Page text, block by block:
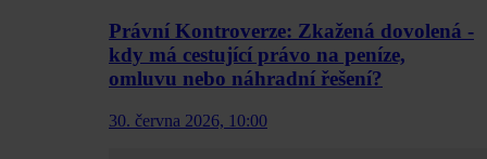
Právní Kontroverze: Zkažená dovolená -
kdy má cestující právo na peníze,
omluvu nebo náhradní řešení?
30. června 2026, 10:00